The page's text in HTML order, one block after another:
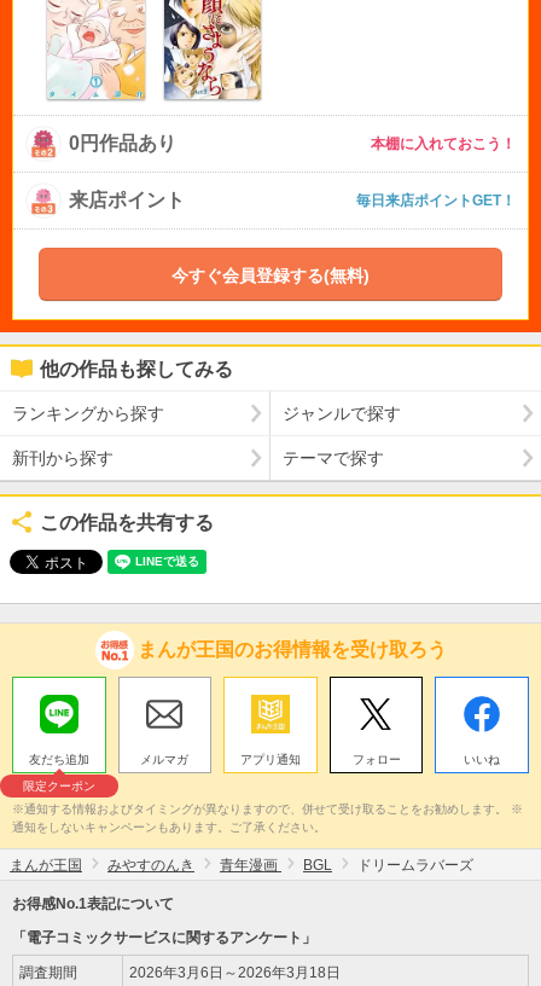
0円作品あり 本棚に入れておこう！
来店ポイント 毎日来店ポイントGET！
今すぐ会員登録する(無料)
他の作品も探してみる
ランキングから探す ジャンルで探す
新刊から探す テーマで探す
この作品を共有する
まんが王国のお得情報を受け取ろう
友だち追加
限定クーポン
メルマガ アプリ通知 フォロー いいね
※通知する情報およびタイミングが異なりますので、併せて受け取ることをお勧めします。 ※
通知をしないキャンペーンもあります。ご了承ください。
まんが王国 みやすのんき 青年漫画 BGL ドリームラバーズ
お得感No.1表記について
「電子コミックサービスに関するアンケート」
調査期間 2026年3月6日～2026年3月18日